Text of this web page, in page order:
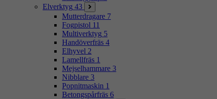
Elverktyg 43
Mutterdragare 7
Fogpistol 11
Multiverktyg 5
Handöverfräs 4
Elhyvel 2
Lamellfräs 1
Mejselhammare 3
Nibblare 3
Popnitmaskin 1
Betongspårfräs 6